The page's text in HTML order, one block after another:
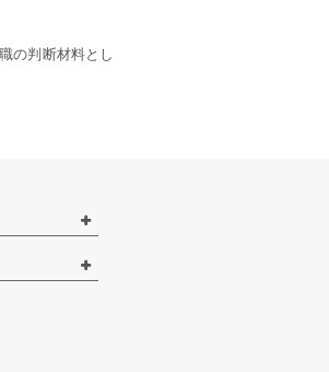
の判断材料とし